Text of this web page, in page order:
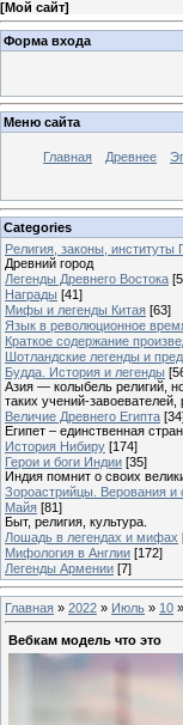
[Мой сайт]
Форма входа
Меню сайта
Главная Древнее
Categories
Религия, законы, институты
Древний город
Легенды Древнего Востока
Награды [41]
Мифы и легенды Китая [63]
Язык в революционное
Краткое содержание
Шотландские легенды и
Будда. История и легенды
Азия — колыбель религий,
таких учений-
Величие Древнего Египта
Египет – единственная
История Нибиру [174]
Герои и боги Индии [35]
Индия помнит о своих
Зороастрийцы. Верования и
Майя [81]
Быт, религия, культура.
Лошадь в легендах и мифах
Мифология в Англии [172]
Легенды Армении [7]
Главная » 2022 » Июль » 10
Вебкам модель что это